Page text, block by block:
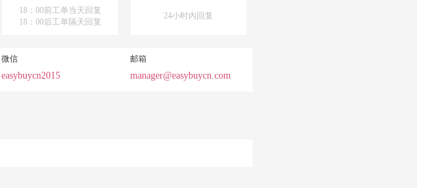
18：00前工单当天回复
18：00后工单隔天回复
24小时内回复
微信
easybuycn2015
邮箱
manager@easybuycn.com